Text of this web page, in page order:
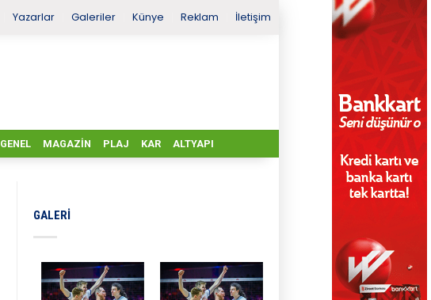
Yazarlar Galeriler Künye Reklam İletişim
GENEL MAGAZIN PLAJ KAR ALTYAPI
GALERI